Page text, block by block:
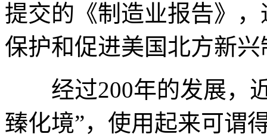
提交的《制造业报告》
保护和促进美国北方新
经过200年的发展，近
臻化境”，使用起来可谓